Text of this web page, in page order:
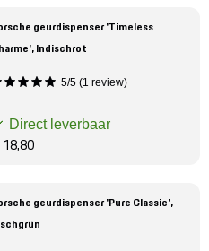
geurdispenser 'Timeless
Indischrot
5/5 (1 review)
Direct leverbaar
geurdispenser 'Pure Classic',